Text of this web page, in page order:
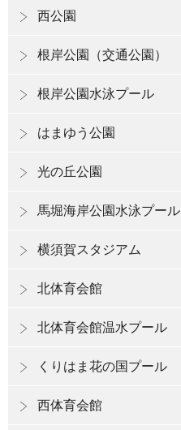
西公園
根岸公園（交通公園）
根岸公園水泳プール
はまゆう公園
光の丘公園
馬堀海岸公園水泳プール
横須賀スタジアム
北体育会館
北体育会館温水プール
くりはま花の国プール
西体育会館